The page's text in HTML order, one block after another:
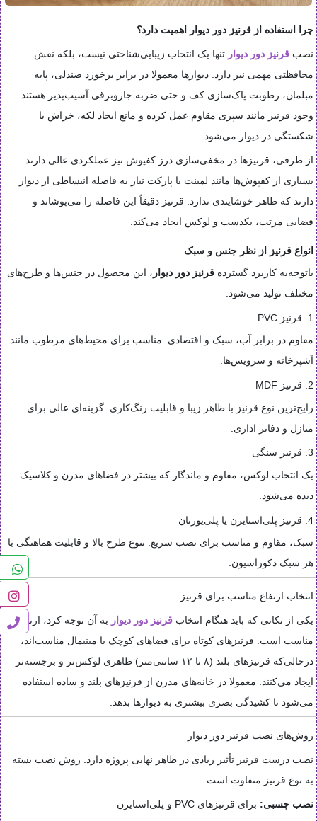
چرا استفاده از قرنیز دور دیوار اهمیت دارد؟
نصب قرنیز دور دیوار تنها یک انتخاب زیبایی‌شناختی نیست، بلکه نقش
محافظتی مهمی نیز دارد. دیوارها معمولا در برابر برخورد صندلی، پایه
مبلمان، رطوبت پاک‌سازی کف و حتی ضربه جاروبرقی آسیب‌پذیر هستند.
وجود قرنیز مانند سپری مقاوم عمل کرده و مانع ایجاد لکه، خراش یا
شکستگی در دیوار می‌شود.
از طرفی، قرنیزها در مخفی‌سازی درز کفپوش نیز عملکردی عالی دارند.
بسیاری از کفپوش‌ها مانند لمینت یا پارکت نیاز به فاصله انبساطی از دیوار
دارند که ظاهر خوشایندی ندارد. قرنیز دقیقاً این فاصله را می‌پوشاند و
فضایی مرتب، یکدست و لوکس ایجاد می‌کند.
انواع قرنیز از نظر جنس و سبک
باتوجه‌به کاربرد گسترده قرنیز دور دیوار ، این محصول در جنس‌ها و طرح‌های
مختلف تولید می‌شود:
1. قرنیز PVC
مقاوم در برابر آب، سبک و اقتصادی. مناسب برای محیط‌های مرطوب مانند
آشپزخانه و سرویس‌ها.
2. قرنیز MDF
رایج‌ترین نوع قرنیز با ظاهر زیبا و قابلیت رنگ‌کاری. گزینه‌ای عالی برای
منازل و دفاتر اداری.
3. قرنیز سنگی
یک انتخاب لوکس، مقاوم و ماندگار که بیشتر در فضاهای مدرن و کلاسیک
دیده می‌شود.
4. قرنیز پلی‌استایرن یا پلی‌یورتان
سبک، مقاوم و مناسب برای نصب سریع. تنوع طرح بالا و قابلیت هماهنگی با
هر سبک دکوراسیون.
انتخاب ارتفاع مناسب برای قرنیز
یکی از نکاتی که باید هنگام انتخاب قرنیز دور دیوار به آن توجه کرد، ارتفاع
مناسب است. قرنیزهای کوتاه برای فضاهای کوچک یا مینیمال مناسب‌اند،
درحالی‌که قرنیزهای بلند (۸ تا ۱۲ سانتی‌متر) ظاهری لوکس‌تر و برجسته‌تر
ایجاد می‌کنند. معمولا در خانه‌های مدرن از قرنیزهای بلند و ساده استفاده
می‌شود تا کشیدگی بصری بیشتری به دیوارها بدهد.
روش‌های نصب قرنیز دور دیوار
نصب درست قرنیز تأثیر زیادی در ظاهر نهایی پروژه دارد. روش نصب بسته
به نوع قرنیز متفاوت است:
نصب چسبی: برای قرنیزهای PVC و پلی‌استایرن